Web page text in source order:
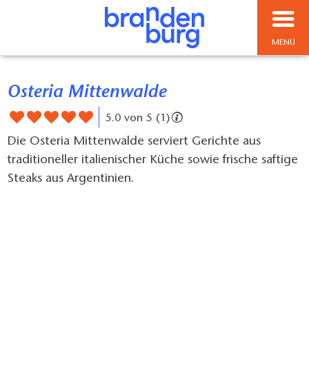
MENÜ
Osteria Mittenwalde
5.0 von 5 (1)
Die Osteria Mittenwalde serviert Gerichte aus
traditioneller italienischer Küche sowie frische saftige
Steaks aus Argentinien.